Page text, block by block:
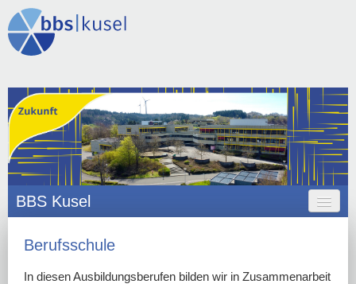
BBS Kusel
Berufsschule
In diesen Ausbildungsberufen bilden wir in Zusammenarbeit